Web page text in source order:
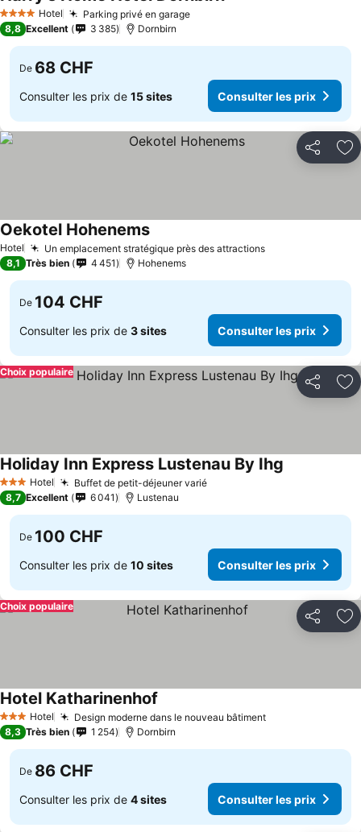
4 Étoiles Hotel Parking privé en garage
8,8 Excellent 3 385 Dornbirn
De 68 CHF
Consulter les prix de 15 sites Consulter les prix
Partager
Hotel Un emplacement stratégique près des attractions
Oekotel Hohenems
8,1 Très bien 4 451 Hohenems
De 104 CHF
Consulter les prix de 3 sites Consulter les prix
Partager
Choix populaire
3 ÉtoilesHotel Buffet de petit-déjeuner varié
Holiday Inn Express Lustenau By Ihg
8,7 Excellent 6 041 Lustenau
De 100 CHF
Consulter les prix de 10 sites Consulter les prix
Partager
Choix populaire
3 ÉtoilesHotel Design moderne dans le nouveau bâtiment
Hotel Katharinenhof
8,3 Très bien 1 254 Dornbirn
De 86 CHF
Consulter les prix de 4 sites Consulter les prix